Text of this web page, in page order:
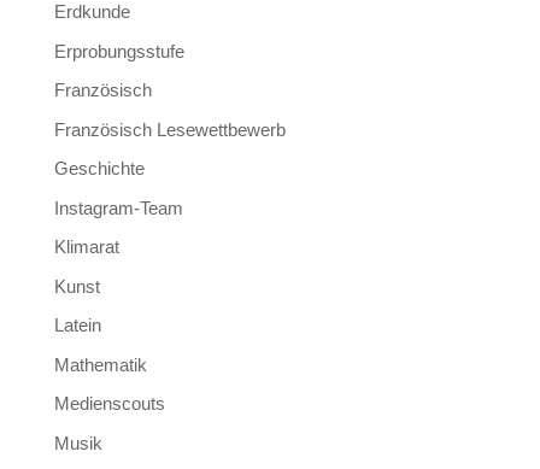
Erdkunde
Erprobungsstufe
Französisch
Französisch Lesewettbewerb
Geschichte
Instagram-Team
Klimarat
Kunst
Latein
Mathematik
Medienscouts
Musik